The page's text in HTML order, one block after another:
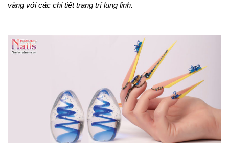
vàng với các chi tiết trang trí lung linh.